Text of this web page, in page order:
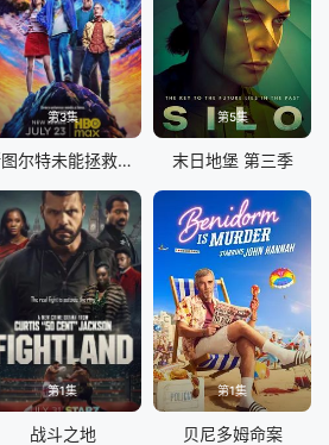
第3集
斯图尔特未能拯救宇宙
第5集
末日地堡 第三季
第1集
战斗之地
第1集
贝尼多姆命案